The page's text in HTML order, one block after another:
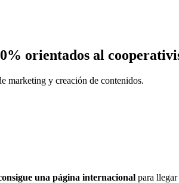
orientados al
marketing y creación de contenidos.
una página internacional para